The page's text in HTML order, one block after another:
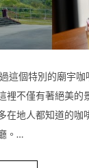
這個特別的廟宇
不僅有著絕美
地人都知道的咖
。…